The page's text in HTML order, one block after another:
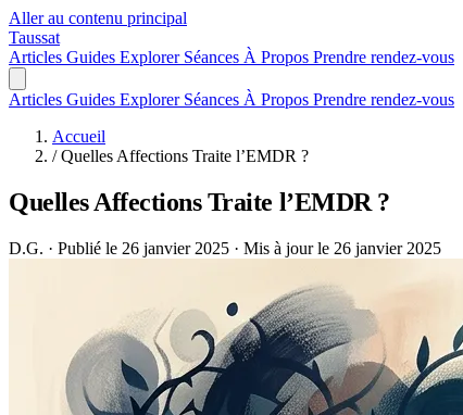
Aller au contenu principal
Taussat
Articles Guides Explorer Séances À Propos Prendre rendez-vous
Articles Guides Explorer Séances À Propos Prendre rendez-vous
Accueil
/ Quelles Affections Traite l’EMDR ?
Quelles Affections Traite l’EMDR ?
D.G. · Publié le 26 janvier 2025 · Mis à jour le 26 janvier 2025